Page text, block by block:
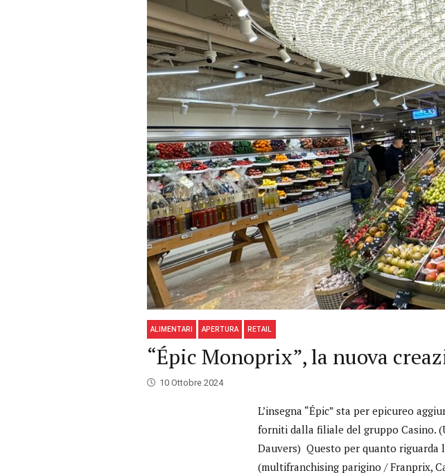
ALIMENTARI APERTURA RETAIL
“Épic Monoprix”, la nuova
10 Ottobre 2024
L’insegna “Épic” sta per epicureo
forniti dalla filiale del gruppo Casino.
Dauvers) Questo per quanto riguarda
(multifranchising parigino / Franprix,